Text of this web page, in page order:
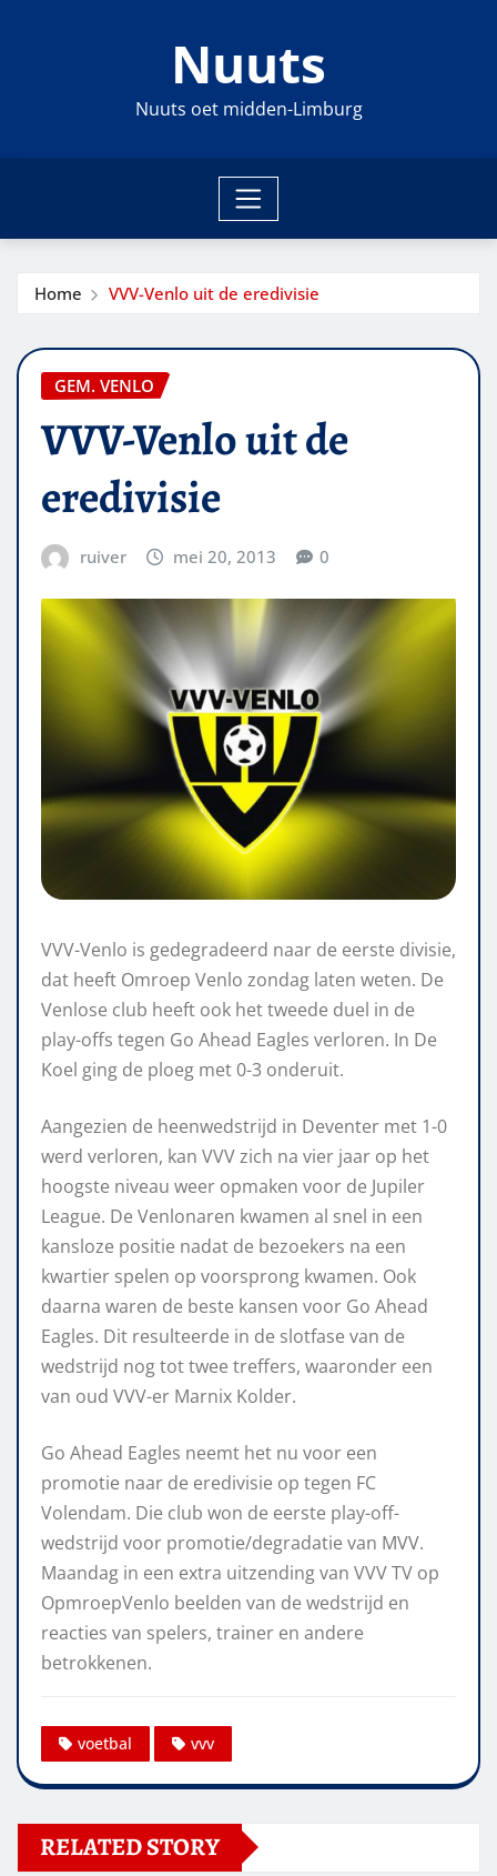
Nuuts
Nuuts oet midden-Limburg
Home VVV-Venlo uit de eredivisie
GEM. VENLO
VVV-Venlo uit de
eredivisie
ruiver mei 20, 2013 0
VVV-Venlo is gedegradeerd naar de eerste divisie,
dat heeft Omroep Venlo zondag laten weten. De
Venlose club heeft ook het tweede duel in de
play-offs tegen Go Ahead Eagles verloren. In De
Koel ging de ploeg met 0-3 onderuit.
Aangezien de heenwedstrijd in Deventer met 1-0
werd verloren, kan VVV zich na vier jaar op het
hoogste niveau weer opmaken voor de Jupiler
League. De Venlonaren kwamen al snel in een
kansloze positie nadat de bezoekers na een
kwartier spelen op voorsprong kwamen. Ook
daarna waren de beste kansen voor Go Ahead
Eagles. Dit resulteerde in de slotfase van de
wedstrijd nog tot twee treffers, waaronder een
van oud VVV-er Marnix Kolder.
Go Ahead Eagles neemt het nu voor een
promotie naar de eredivisie op tegen FC
Volendam. Die club won de eerste play-off-
wedstrijd voor promotie/degradatie van MVV.
Maandag in een extra uitzending van VVV TV op
OpmroepVenlo beelden van de wedstrijd en
reacties van spelers, trainer en andere
betrokkenen.
voetbal vvv
RELATED STORY